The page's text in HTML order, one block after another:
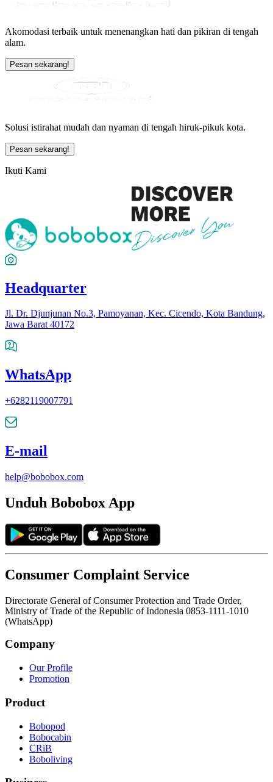
Akomodasi terbaik untuk menenangkan hati dan pikiran di tengah
alam.
Pesan sekarang!
Solusi istirahat mudah dan nyaman di tengah hiruk-pikuk kota.
Pesan sekarang!
Ikuti Kami
Headquarter
Jl. Dr. Djunjunan No.3, Pamoyanan, Kec. Cicendo, Kota Bandung,
Jawa Barat 40172
WhatsApp
+6282119007791
E-mail
help@bobobox.com
Unduh Bobobox App
Consumer Complaint Service
Directorate General of Consumer Protection and Trade Order,
Ministry of Trade of the Republic of Indonesia 0853-1111-1010
(WhatsApp)
Company
Our Profile
Promotion
Product
Bobopod
Bobocabin
CRiB
Boboliving